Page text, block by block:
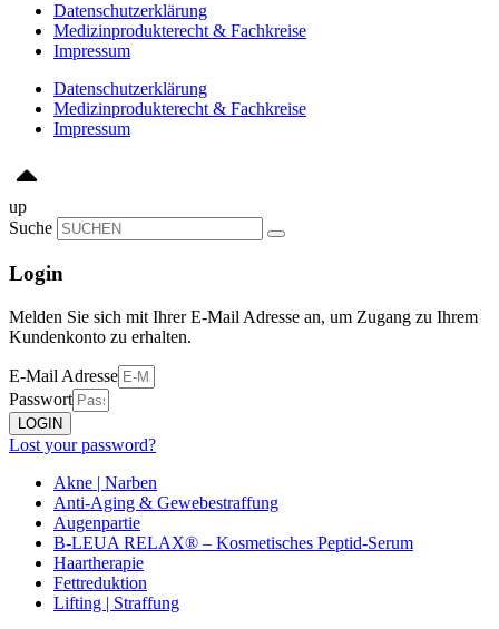
Datenschutzerklärung
Medizinprodukterecht & Fachkreise
Impressum
Datenschutzerklärung
Medizinprodukterecht & Fachkreise
Impressum
up
Suche
Login
Melden Sie sich mit Ihrer E-Mail Adresse an, um Zugang zu Ihrem
Kundenkonto zu erhalten.
E-Mail Adresse
Passwort
LOGIN
Lost your password?
Akne | Narben
Anti-Aging & Gewebestraffung
Augenpartie
B-LEUA RELAX® – Kosmetisches Peptid-Serum
Haartherapie
Fettreduktion
Lifting | Straffung